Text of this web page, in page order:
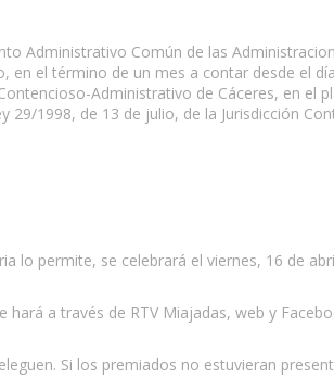
Administrativo Común de las
el término de un mes a contar desde el
Administrativo de Cáceres, en el
1998, de 13 de julio, de la Jurisdicción
lo permite, se celebrará el viernes, 16 de
a través de RTV Miajadas, web y
Si los premiados no estuvieran